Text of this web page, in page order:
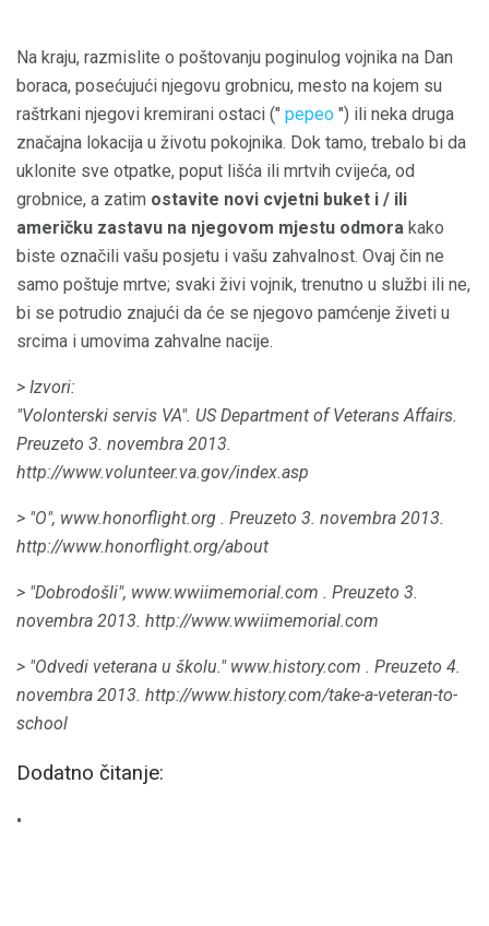
Na kraju, razmislite o poštovanju poginulog vojnika na Dan
boraca, posećujući njegovu grobnicu, mesto na kojem su
raštrkani njegovi kremirani ostaci (" pepeo ") ili neka druga
značajna lokacija u životu pokojnika. Dok tamo, trebalo bi da
uklonite sve otpatke, poput lišća ili mrtvih cvijeća, od
grobnice, a zatim ostavite novi cvjetni buket i / ili
američku zastavu na njegovom mjestu odmora kako
biste označili vašu posjetu i vašu zahvalnost. Ovaj čin ne
samo poštuje mrtve; svaki živi vojnik, trenutno u službi ili ne,
bi se potrudio znajući da će se njegovo pamćenje živeti u
srcima i umovima zahvalne nacije.
> Izvori:
"Volonterski servis VA". US Department of Veterans Affairs.
Preuzeto 3. novembra 2013.
http://www.volunteer.va.gov/index.asp
> "O", www.honorflight.org . Preuzeto 3. novembra 2013.
http://www.honorflight.org/about
> "Dobrodošli", www.wwiimemorial.com . Preuzeto 3.
novembra 2013. http://www.wwiimemorial.com
> "Odvedi veterana u školu." www.history.com . Preuzeto 4.
novembra 2013. http://www.history.com/take-a-veteran-to-
school
Dodatno čitanje:
•